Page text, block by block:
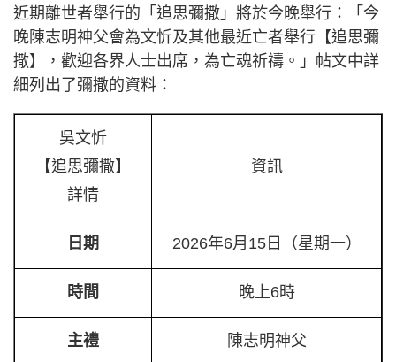
近期離世者舉行的「追思彌撒」將於今晚舉行：「今
晚陳志明神父會為文忻及其他最近亡者舉行【追思彌
撒】，歡迎各界人士出席，為亡魂祈禱。」帖文中詳
細列出了彌撒的資料：
吳文忻
【追思彌撒】
詳情
資訊
日期 2026年6月15日（星期一）
時間 晚上6時
主禮 陳志明神父